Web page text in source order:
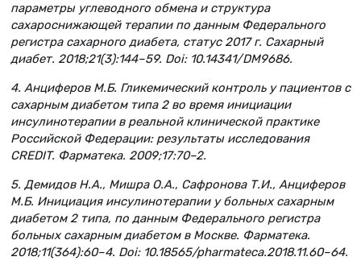
параметры углеводного обмена и структура
сахароснижающей терапии по данным Федерального
регистра сахарного диабета, статус 2017 г. Сахарный
диабет. 2018;21(3):144–59. Doi: 10.14341/DM9686.
4. Анциферов М.Б. Гликемический контроль у пациентов с
сахарным диабетом типа 2 во время инициации
инсулинотерапии в реальной клинической практике
Российской Федерации: результаты исследования
CREDIT. Фарматека. 2009;17:70–2.
5. Демидов Н.А., Мишра О.А., Сафронова Т.И., Анциферов
М.Б. Инициация инсулинотерапии у больных сахарным
диабетом 2 типа, по данным Федерального регистра
больных сахарным диабетом в Москве. Фарматека.
2018;11(364):60–4. Doi: 10.18565/pharmateca.2018.11.60–64.